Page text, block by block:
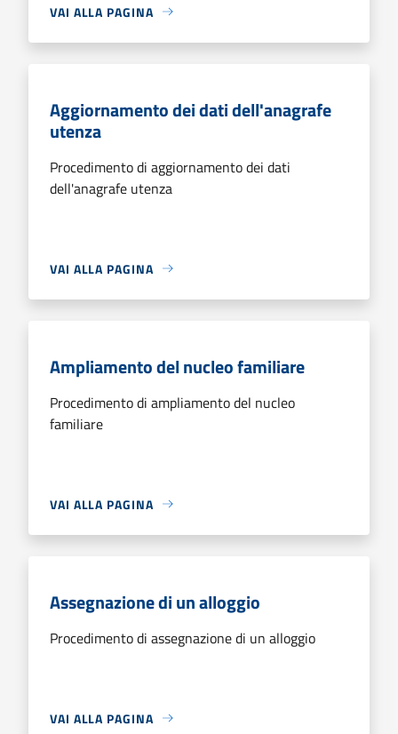
VAI ALLA PAGINA
Aggiornamento dei dati dell'anagrafe
utenza
Procedimento di aggiornamento dei dati
dell'anagrafe utenza
VAI ALLA PAGINA
Ampliamento del nucleo familiare
Procedimento di ampliamento del nucleo
familiare
VAI ALLA PAGINA
Assegnazione di un alloggio
Procedimento di assegnazione di un alloggio
VAI ALLA PAGINA